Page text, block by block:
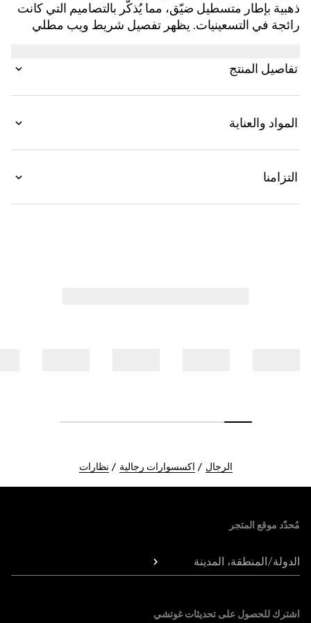
ذهبية بإطار متسطيل ضيّق، مما يُذكّر بالتصاميم التي كانت
رائجة في التسعينيات. يظهر تفصيل شريط ويب مطلي
تفاصيل المنتج
المواد والعناية
التزامنا
الرجال اكسسوارات رجالية نظارات
مُحدّد موقع المتجر
الدولة/المنطقة، المدينة
اشترك للحصول على تحديثات غوتشي